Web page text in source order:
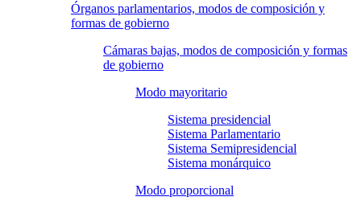
Órganos parlamentarios, modos de composición y
formas de gobierno
Cámaras bajas, modos de composición y formas
de gobierno
Modo mayoritario
Sistema presidencial
Sistema Parlamentario
Sistema Semipresidencial
Sistema monárquico
Modo proporcional